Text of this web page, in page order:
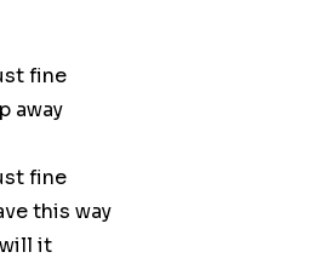
fine
away
fine
this way
it